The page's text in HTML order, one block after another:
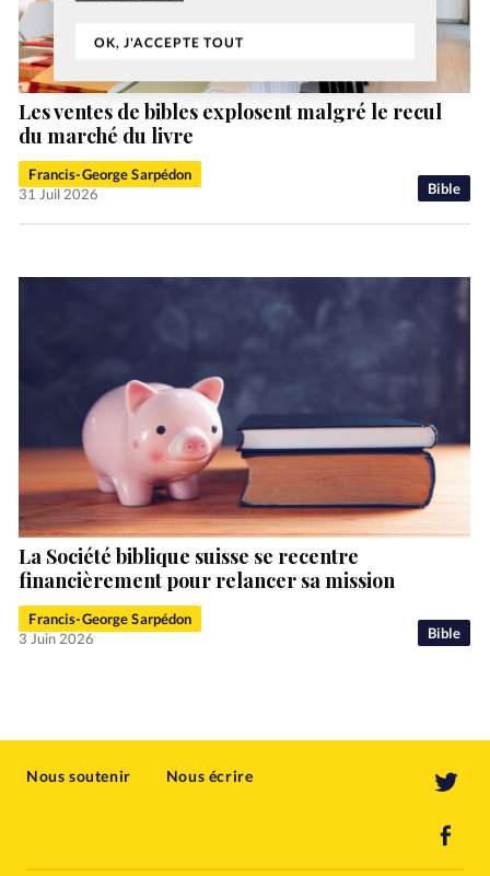
OK, J'ACCEPTE TOUT
Bible
Les ventes de bibles explosent malgré le recul
du marché du livre
Francis-George Sarpédon
31 Juil 2026
Bible
La Société biblique suisse se recentre
financièrement pour relancer sa mission
Francis-George Sarpédon
3 Juin 2026
Nous soutenir Nous écrire